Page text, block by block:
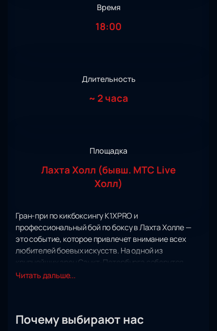
Время
18:00
Длительность
~ 2 часа
Площадка
Лахта Холл (бывш. МТС Live
Холл)
Гран-при по кикбоксингу K1XPRO и
профессиональный бой по боксу в Лахта Холле —
это событие, которое привлечет внимание всех
любителей боевых искусств. На одной из
крупнейших арен Санкт-Петербурга соберутся
лучшие бойцы мира, чтобы побороться за звание
тайского бокса.
Читать дальше...
Почему выбирают нас